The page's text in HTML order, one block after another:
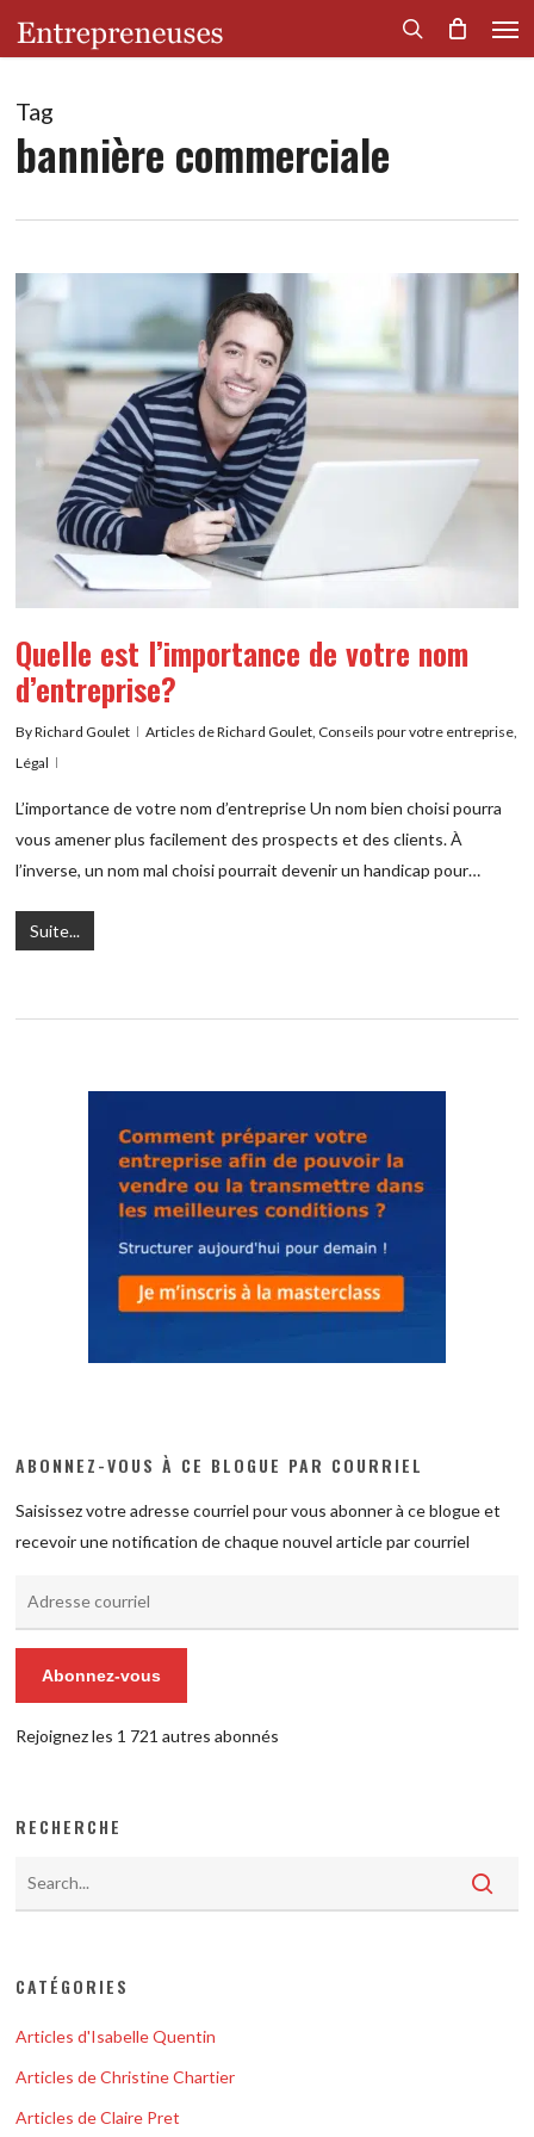
content
search
Tag
bannière commerciale
Quelle est l’importance de votre nom
d’entreprise?
ByRichard Goulet Articles de Richard Goulet Conseils pour votre entreprise
Légal
L’importance de votre nom d’entreprise Un nom bien choisi pourra
vous amener plus facilement des prospects et des clients. À
l’inverse, un nom mal choisi pourrait devenir un handicap pour…
Suite...
ABONNEZ-VOUS À CE BLOGUE PAR COURRIEL
Saisissez votre adresse courriel pour vous abonner à ce blogue et
recevoir une notification de chaque nouvel article par courriel
Abonnez-vous
Rejoignez les 1 721 autres abonnés
RECHERCHE
CATÉGORIES
Articles d'Isabelle Quentin
Articles de Christine Chartier
Articles de Claire Pret